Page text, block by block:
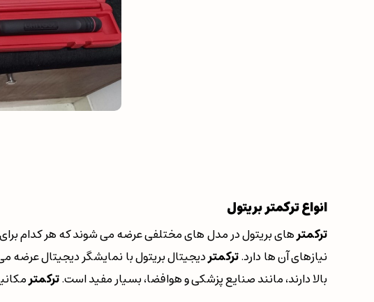
انواع ترکمتر بریتول
ترکمترهای بریتول در مدل های مختلفی عرضه می شوند که هر کدام برای
نیازهای آن ها دارد.ترکمتردیجیتال بریتول با نمایشگر دیجیتال عرضه
بالا دارند، مانند صنایع پزشکی و هوافضا، بسیار مفید است.ترکمتر